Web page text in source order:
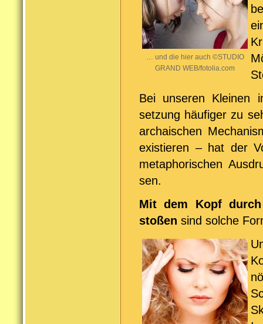
… und die hier auch ©STUDIO
GRAND WEB/fotolia.com
Bei unseren Kleinen
setzung häufiger zu
archaischen
existieren – hat der
metaphorischen
sen.
Mit dem Kopf
stoßen sind solche